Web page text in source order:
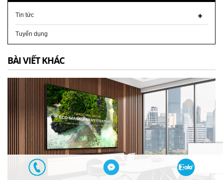
Tin tức
Tuyển dụng
BÀI VIẾT KHÁC